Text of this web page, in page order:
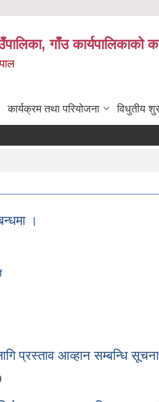
गाँउ कार्यपालिकाको
कार्यक्रम तथा परियोजना विधुतीय
।
प्रस्ताव आव्हान सम्बन्धि